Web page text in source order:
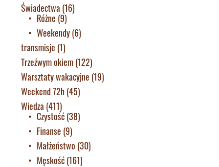
Świadectwa (16)
Różne (9)
Weekendy(6)
transmisje (1)
Trzeźwym okiem(122)
Warsztaty wakacyjne (19)
Weekend 72h(45)
Wiedza (411)
Czystość(38)
Finanse (9)
Małżeństwo (30)
Męskość(161)